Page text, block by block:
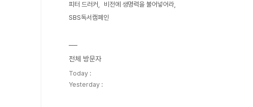
피터 드러커
비전에 생명력을 불어넣어라
SBS독서캠페인
전체 방문자
Today :
Yesterday :